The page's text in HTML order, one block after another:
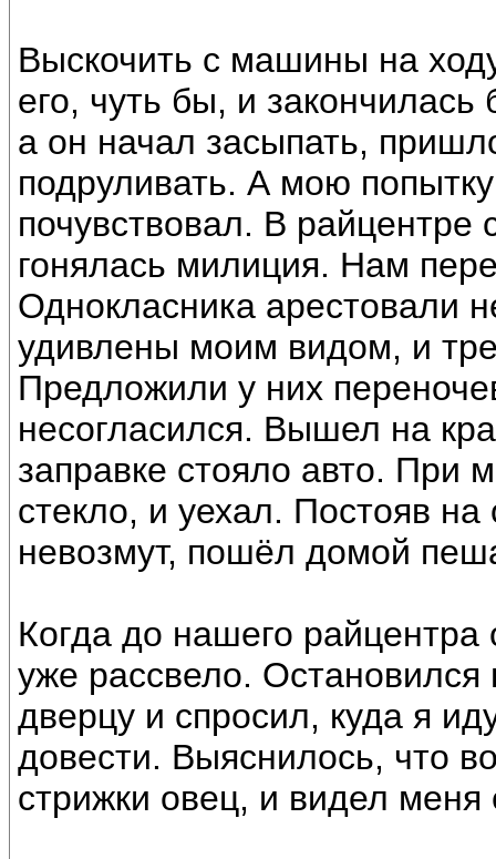
Выскочить с машины на
его, чуть бы, и
а он начал засыпать,
подруливать. А мою
почувствовал. В райцентре
гонялась милиция. Нам
Однокласника арестовали
удивлены моим видом, и
Предложили у них
несогласился. Вышел на
заправке стояло авто. При
стекло, и уехал. Постояв
невозмут, пошёл домой
Когда до нашего райцентра
уже рассвело. Остановился
дверцу и спросил, куда я
довести. Выяснилось, что
стрижки овец, и видел